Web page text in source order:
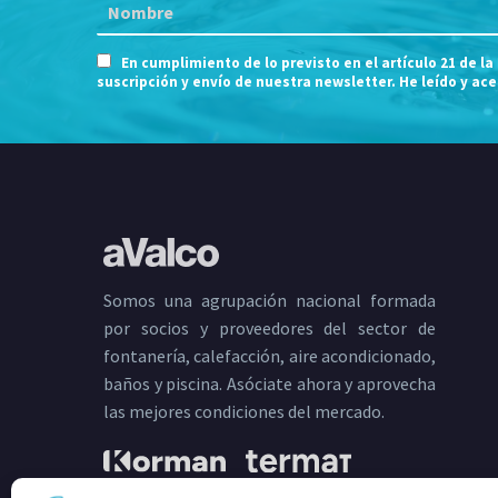
En cumplimiento de lo previsto en el artículo 21 de
suscripción y envío de nuestra newsletter. He leído y
Somos una agrupación nacional formada
por socios y proveedores del sector de
fontanería, calefacción, aire acondicionado,
baños y piscina. Asóciate ahora y aprovecha
las mejores condiciones del mercado.